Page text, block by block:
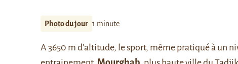
Photo du jour 1 minute
A 3650 m d’altitude, le sport, même pratiqué à un